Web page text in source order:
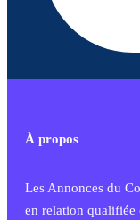
À propos
Les Annonces du
en relation qualifiée